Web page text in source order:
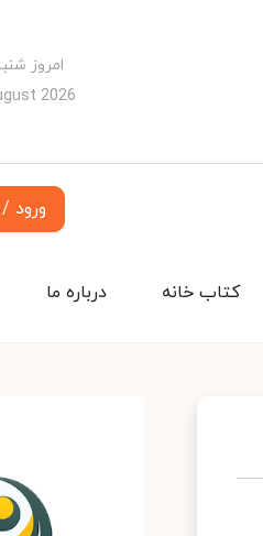
امروز شنبه 17 مرداد
2026
ورود
درباره ما کتاب خانه